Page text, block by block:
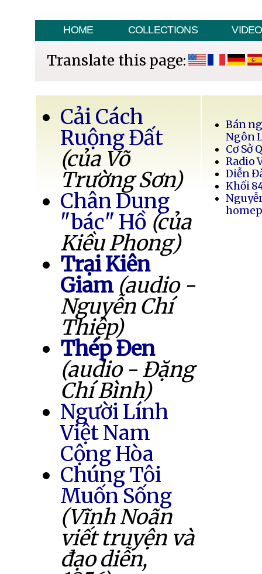
HOME COLLECTIONS VIDEO
Translate this page:
Cải Cách
Ruộng Đất
(của Võ
Trường Sơn)
Chân Dung
"bác" Hồ (của
Kiều Phong)
Trại Kiên
Giam (audio -
Nguyễn Chí
Thiệp)
Thép Đen
(audio - Đặng
Chí Bình)
Người Lính
Việt Nam
Cộng Hòa
Chúng Tôi
Muốn Sống
(Vĩnh Noãn
viết truyện và
đạo diễn,
Bán
Ngôn
Cơ Sở
Radio
Diễn
Khối